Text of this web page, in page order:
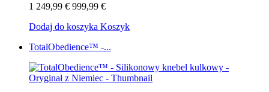
1 249,99 € 999,99 €
Dodaj do koszyka Koszyk
TotalObedience™ -...